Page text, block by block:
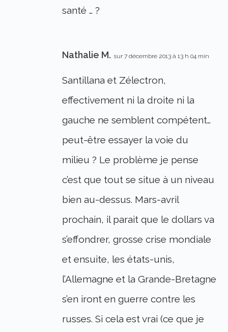
santé … ?
Nathalie M. sur 7 décembre 2013 à 13 h 04 min
Santillana et Zélectron,
effectivement ni la droite ni la
gauche ne semblent compétent…
peut-être essayer la voie du
milieu ? Le problème je pense
c’est que tout se situe à un niveau
bien au-dessus. Mars-avril
prochain, il parait que le dollars va
s’effondrer, grosse crise mondiale
et ensuite, les états-unis,
l’Allemagne et la Grande-Bretagne
s’en iront en guerre contre les
russes. Si cela est vrai (ce que je